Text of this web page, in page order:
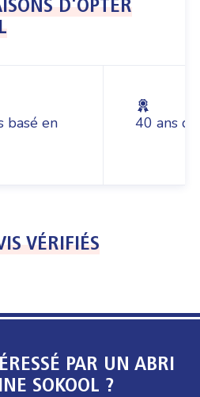
D'OPTER
basé en
40 ans
VÉRIFIÉS
PAR UN ABRI
SOKOOL ?